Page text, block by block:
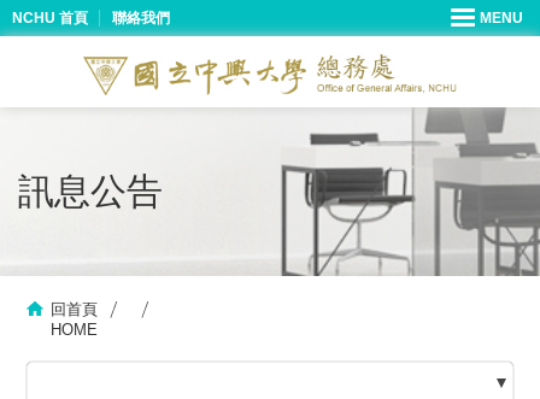
NCHU 首頁 聯絡我們
訊息公告
回首頁
HOME